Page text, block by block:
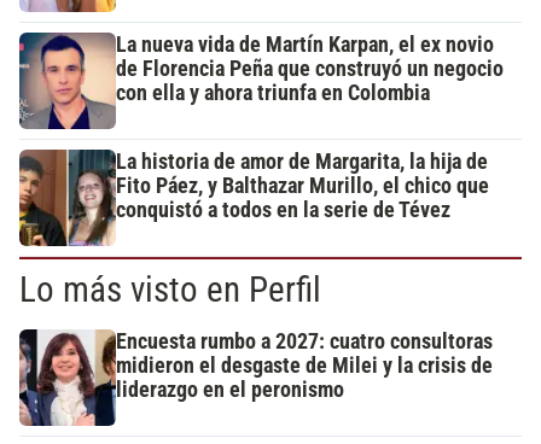
La nueva vida de Martín Karpan, el ex novio
de Florencia Peña que construyó un negocio
con ella y ahora triunfa en Colombia
La historia de amor de Margarita, la hija de
Fito Páez, y Balthazar Murillo, el chico que
conquistó a todos en la serie de Tévez
Lo más visto en Perfil
Encuesta rumbo a 2027: cuatro consultoras
midieron el desgaste de Milei y la crisis de
liderazgo en el peronismo